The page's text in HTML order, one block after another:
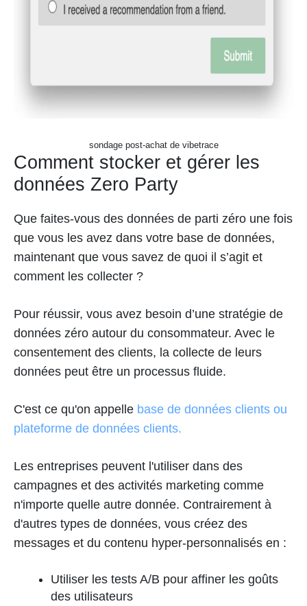
sondage post-achat de vibetrace
Comment stocker et gérer les
données Zero Party
Que faites-vous des données de parti zéro une fois
que vous les avez dans votre base de données,
maintenant que vous savez de quoi il s’agit et
comment les collecter ?
Pour réussir, vous avez besoin d’une stratégie de
données zéro autour du consommateur. Avec le
consentement des clients, la collecte de leurs
données peut être un processus fluide.
C'est ce qu'on appelle base de données clients ou
plateforme de données clients.
Les entreprises peuvent l'utiliser dans des
campagnes et des activités marketing comme
n'importe quelle autre donnée. Contrairement à
d'autres types de données, vous créez des
messages et du contenu hyper-personnalisés en :
Utiliser les tests A/B pour affiner les goûts
des utilisateurs